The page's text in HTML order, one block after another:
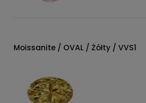
Moissanite / OVAL / Żółty / VVS1